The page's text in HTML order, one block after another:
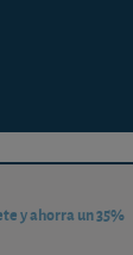
y ahorra un 35%